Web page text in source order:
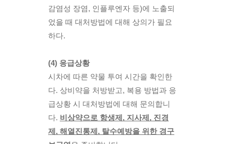
감염성 장염, 인플루엔자 등)에 노출되
었을 때 대처방법에 대해 상의가 필요
하다.
(4) 응급상황
시차에 따른 약물 투여 시간을 확인한
다. 상비약을 처방받고, 복용 방법과 응
급상황 시 대처방법에 대해 문의합니
다. 비상약으로 항생제, 지사제, 진경
제, 해열진통제, 탈수예방을 위한 경구